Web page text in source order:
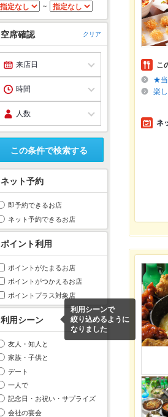
～
空席確認 クリア
この条件で検索する
ネット予約
即予約できるお店
ネット予約できるお店
ポイント利用
ポイントがたまるお店
ポイントがつかえるお店
ポイントプラス対象店
利用シーン
利用シーンで
絞り込めるように
なりました
友人・知人と
家族・子供と
デート
一人で
記念日・お祝い・サプライズ
会社の宴会
こ
★当
楽
ネ